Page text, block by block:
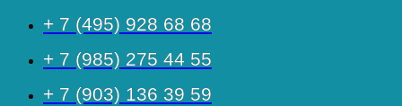
+ 7 (495) 928 68 68
+ 7 (985) 275 44 55
+ 7 (903) 136 39 59